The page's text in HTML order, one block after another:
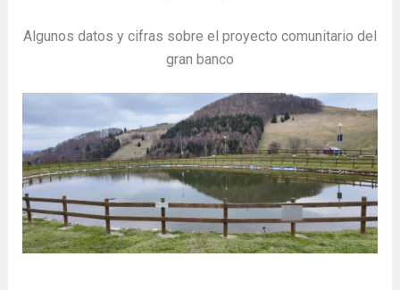
Algunos datos y cifras sobre el proyecto comunitario del
gran banco